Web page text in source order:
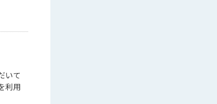
いて
利用